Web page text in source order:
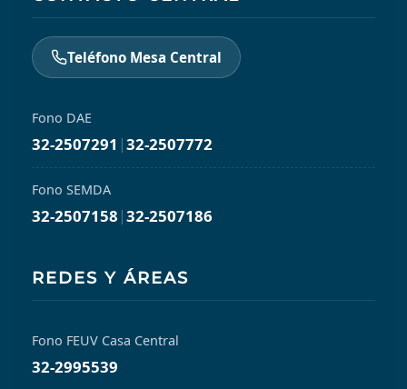
Teléfono Mesa Central
Fono DAE
32-2507291 |32-2507772
Fono SEMDA
32-2507158 |32-2507186
REDES Y ÁREAS
Fono FEUV Casa Central
32-2995539